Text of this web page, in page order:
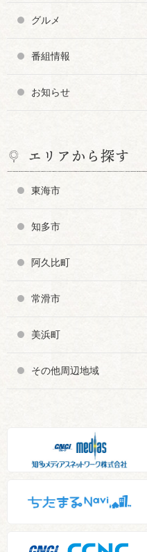
グルメ
番組情報
お知らせ
エリアから探す
東海市
知多市
阿久比町
常滑市
美浜町
その他周辺地域